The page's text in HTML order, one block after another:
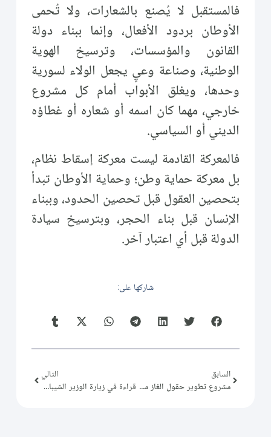
فالمستقبل لا يُصنع بالشعارات، ولا تُحمى
الأوطان بردود الأفعال، وإنما ببناء دولة
القانون والمؤسسات، وترسيخ الهوية
الوطنية، وصناعة وعيٍ يجعل الولاء لسورية
وحدها، ويغلق الأبواب أمام كل مشروع
خارجي، مهما كان اسمه أو شعاره أو غطاؤه
الديني أو السياسي.
فالمعركة القادمة ليست معركة إسقاط نظام،
بل معركة حماية وطن؛ وحماية الأوطان تبدأ
بتحصين العقول قبل تحصين الحدود، وببناء
الإنسان قبل بناء الحجر، وبترسيخ سيادة
الدولة قبل أي اعتبار آخر.
شاركها على:
السابق
مشروع تطوير حقول الغاز مع شركة "أديس" السعودية
التالي
قراءة في زيارة الوزير الشيباني إلى لبنان